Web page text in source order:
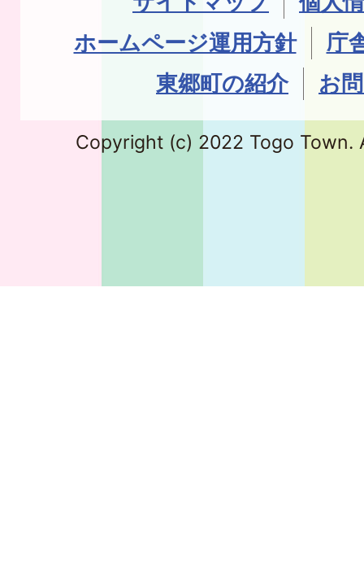
ホームページ運用方針
庁
東郷町の紹介
お
Copyright (c) 2022 Togo Town.